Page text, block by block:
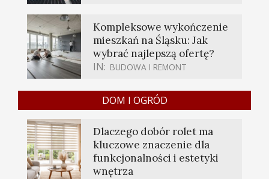
Kompleksowe wykończenie
mieszkań na Śląsku: Jak
wybrać najlepszą ofertę?
IN: BUDOWA I REMONT
DOM I OGRÓD
Dlaczego dobór rolet ma
kluczowe znaczenie dla
funkcjonalności i estetyki
wnętrza